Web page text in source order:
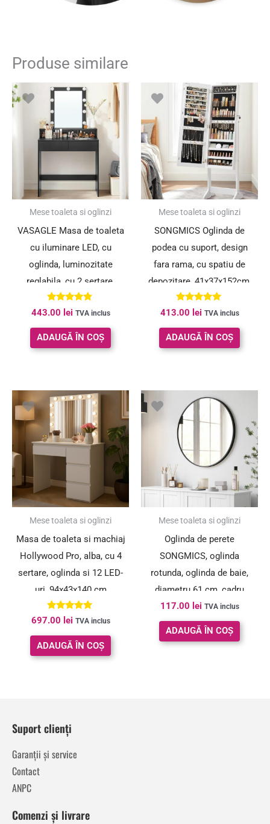
Produse similare
Mese toaleta si oglinzi
VASAGLE Masa de toaleta
cu iluminare LED, cu
oglinda, luminozitate
reglabila, cu 2 sertare,
80x40x145cm, negru
Evaluat la
4.67
din 5
443.00 lei TVA inclus
ADAUGĂ ÎN COȘ
Mese toaleta si oglinzi
SONGMICS Oglinda de
podea cu suport, design
fara rama, cu spatiu de
depozitare, 41x37x152cm,
alb
Evaluat la
5.00
din 5
413.00 lei TVA inclus
ADAUGĂ ÎN COȘ
Mese toaleta si oglinzi
Masa de toaleta si machiaj
Hollywood Pro, alba, cu 4
sertare, oglinda si 12 LED-
uri, 94x43x140 cm
Evaluat la
4.77
din 5
697.00 lei TVA inclus
ADAUGĂ ÎN COȘ
Mese toaleta si oglinzi
Oglinda de perete
SONGMICS, oglinda
rotunda, oglinda de baie,
diametru 61 cm, cadru
metalic, pentru sufragerie,
dormitor, baie, hol, negru
117.00 lei TVA inclus
ADAUGĂ ÎN COȘ
Suport clienți
Garanții și service
Contact
ANPC
Comenzi și livrare